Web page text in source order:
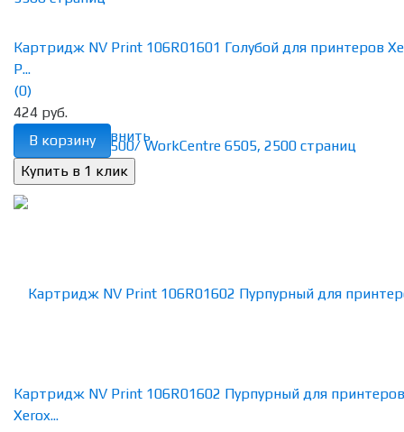
избранное сравнить
Картридж NV Print 106R01601 Голубой для принтеров
P...
(0)
424 руб.
В корзину
Картридж NV Print 106R01602 Пурпурный для принтеров
Xerox...